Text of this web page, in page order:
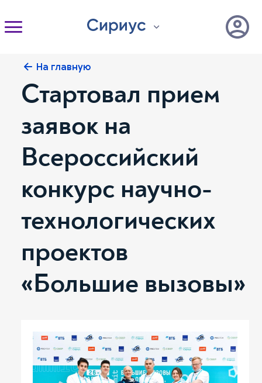
На главную
Стартовал прием
заявок на
Всероссийский
конкурс научно-
технологических
проектов
«Большие вызовы»